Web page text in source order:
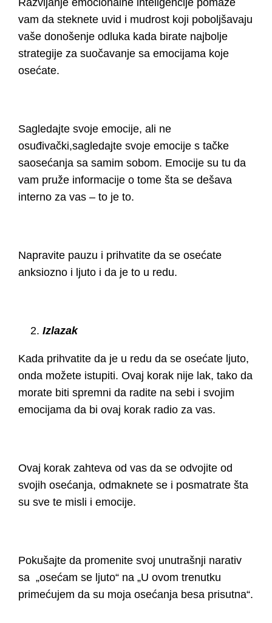
Razvijanje emocionalne inteligencijepomaže
vam da steknete uvid i mudrost koji poboljšavaju
vaše donošenje odluka kada birate najbolje
strategije za suočavanje sa emocijama koje
osećate.
Sagledajte svoje emocije, ali ne
osuđivački,sagledajte svoje emocije s tačke
saosećanja sa samim sobom. Emocije su tu da
vam pruže informacije o tome šta se dešava
interno za vas – to je to.
Napravite pauzu i prihvatite da se osećate
anksiozno i ljuto i da je to u redu.
Izlazak
Kada prihvatite da je u redu da se osećate ljuto,
onda možete istupiti. Ovaj korak nije lak, tako da
morate biti spremni da radite na sebi i svojim
emocijama da bi ovaj korak radio za vas.
Ovaj korak zahteva od vas da se odvojite od
svojih osećanja, odmaknete se i posmatrate šta
su sve te misli i emocije.
Pokušajte da promenite svoj unutrašnji narativ
sa „osećam se ljuto“ na „U ovom trenutku
primećujem da su moja osećanja besa prisutna“.